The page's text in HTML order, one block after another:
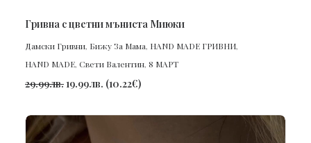
ПОРЪЧАЙ
Гривна с цветни мъниста Миюки
Дамски Гривни, Бижу За Мама, HAND MADE ГРИВНИ,
HAND MADE, Свети Валентин, 8 МАРТ
29.99лв.19.99лв. (10.22€)